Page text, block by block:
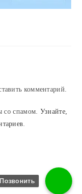
комментарий.
со спамом. Узнайте,
Позвонить